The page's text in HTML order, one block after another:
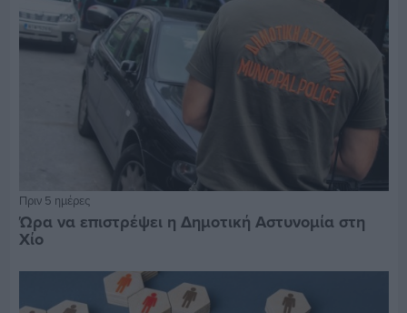
Πριν 5 ημέρες
Ώρα να επιστρέψει η Δημοτική Αστυνομία στη
Χίο